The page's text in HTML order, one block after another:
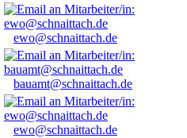
ewo@schnaittach.de
bauamt@schnaittach.de
ewo@schnaittach.de